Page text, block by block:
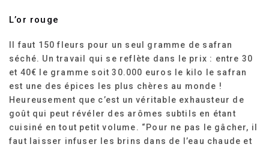
L’or rouge
Il faut 150 fleurs pour un seul gramme de safran
séché. Un travail qui se reflète dans le prix : entre 30
et 40€ le gramme soit 30.000 euros le kilo le safran
est une des épices les plus chères au monde !
Heureusement que c’est un véritable exhausteur de
goût qui peut révéler des arômes subtils en étant
cuisiné en tout petit volume. “Pour ne pas le gâcher, il
faut laisser infuser les brins dans de l’eau chaude et